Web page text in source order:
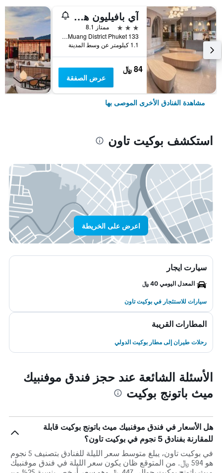
آي بافيليون هوتل فوكيت
3 نجوم
ممتاز 8.1
133 Satoon Road Muang District Phuket, بوكيت تاون, تايلاند
1.1 كيلومتر عن وسط المدينة
84 ﷼
عرض الصفقة
مشاهدة الفنادق الأخرى الموصى بها
استكشف بوكيت تاون
اعرض على الخريطة
سيارت ايجار
المعدل اليومي 40 ﷼
سيارات للاستئجار في بوكيت تاون
المطارات القريبة
رحلات طيران إلى مطار بوكيت الدولي
الأسئلة الشائعة عند حجز فندق موفنبيك
ميث باتونج بوكيت
هل الأسعار في فندق موفنبيك ميث باتونج بوكيت قابلة
للمقارنة بفنادق 5 نجوم في بوكيت تاون؟
في بوكيت تاون، يبلغ متوسط ​​سعر الليلة للفنادق بتصنيف 5 نجوم
هو 594 ﷼. من المتوقع ظان يكون سعر الليلة في فندق موفنبيك